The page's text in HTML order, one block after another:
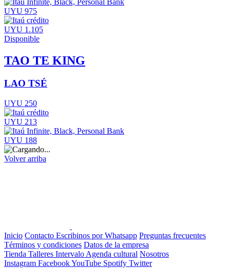
UYU 975
UYU 1.105
Disponible
TAO TE KING
LAO TSÉ
UYU 250
UYU 213
UYU 188
Volver arriba
Inicio Contacto Escribinos por Whatsapp Preguntas frecuentes
Términos y condiciones Datos de la empresa
Tienda Talleres Intervalo Agenda cultural Nosotros
Instagram FacebookYouTube Spotify Twitter